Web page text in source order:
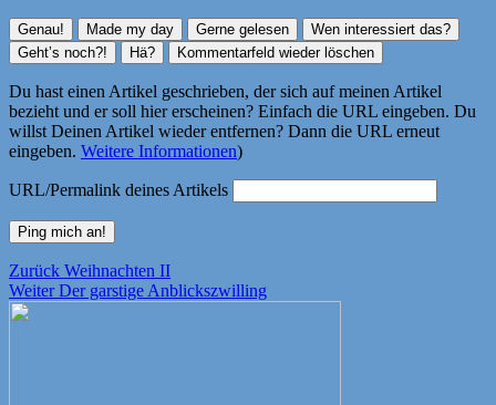
Du hast einen Artikel geschrieben, der sich auf meinen Artikel
bezieht und er soll hier erscheinen? Einfach die URL eingeben. Du
willst Deinen Artikel wieder entfernen? Dann die URL erneut
eingeben. Weitere Informationen)
URL/Permalink deines Artikels
Beitragsnavigation
Zurück Vorheriger
Beitrag:
Weihnachten II
Weiter Nächster
Der garstige Anblickszwilling